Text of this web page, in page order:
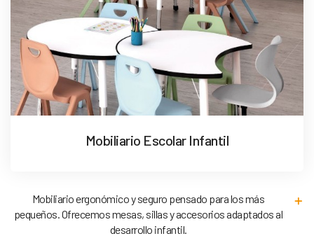
Mobiliario Escolar Infantil
Mobiliario ergonómico y seguro pensado para los más
pequeños. Ofrecemos mesas, sillas y accesorios adaptados al
desarrollo infantil.